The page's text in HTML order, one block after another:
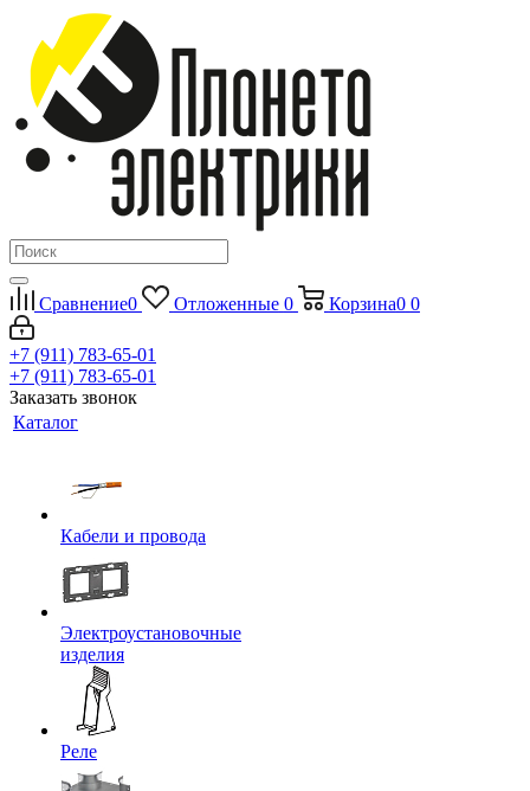
Сравнение0 Отложенные 0 Корзина0 0
+7 (911) 783-65-01
+7 (911) 783-65-01
Заказать звонок
Каталог
Кабели и провода
Электроустановочные
изделия
Реле